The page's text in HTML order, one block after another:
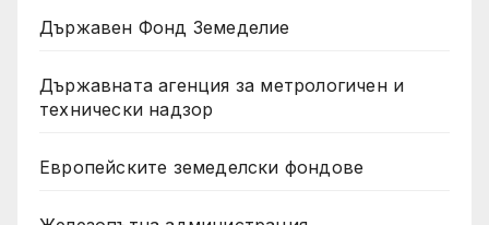
Държавен Фонд Земеделие
Държавната агенция за метрологичен и
технически надзор
Европейските земеделски фондове